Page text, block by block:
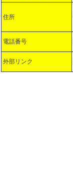
住所
電話番号
外部リンク